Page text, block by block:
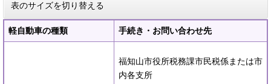
表のサイズを切り替える
軽自動車の種類 手続き・お問い合わせ先
福知山市役所税務課市民税係または市
内各支所